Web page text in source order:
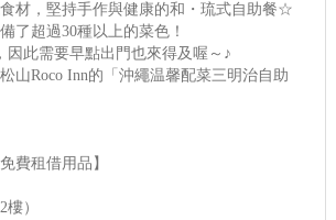
材，堅持手作與健康的和・琉式自助餐☆
了超過30種以上的菜色！
因此需要早點出門也來得及喔～♪
山Roco Inn的「沖繩温馨配菜三明治自助
費租借用品】
）